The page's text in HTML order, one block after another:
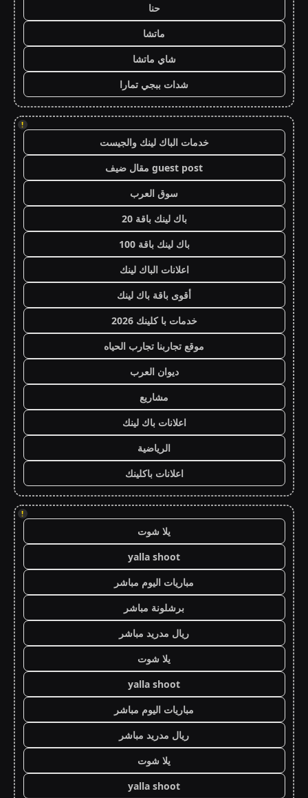
حنا
ماتشا
شاي ماتشا
شدات ببجي تمارا
!
خدمات الباك لينك والجيست
guest post مقال ضيف
سوق العرب
باك لينك باقة 20
باك لينك باقة 100
اعلانات الباك لينك
أقوى باقة باك لينك
خدمات با كلينك 2026
موقع تجاربنا تجارب الحياه
ديوان العرب
مشاريع
اعلانات باك لينك
الرياضية
اعلانات باكلينك
!
يلا شوت
yalla shoot
مباريات اليوم مباشر
برشلونة مباشر
ريال مدريد مباشر
يلا شوت
yalla shoot
مباريات اليوم مباشر
ريال مدريد مباشر
يلا شوت
yalla shoot